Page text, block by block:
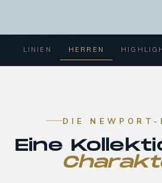
LINIEN HERREN
DIE
Eine